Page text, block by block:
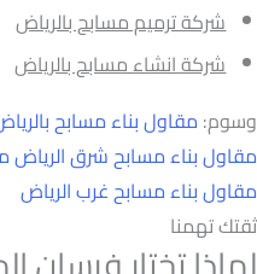
شركة ترميم مسابح بالرياض
شركة انشاء مسابح بالرياض
وسوم:مقاول بناء مسابح
مقاول بناء مسابح شرق الرياض
مقاول بناء مسابح غرب الرياض
ثقتك تهمنا